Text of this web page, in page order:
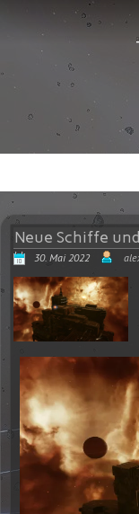
Neue Schiffe
30. Mai 2022